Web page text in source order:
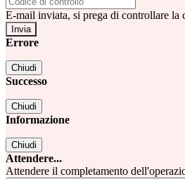
E-mail inviata, si prega di controllare la
Errore
Chiudi
Successo
Chiudi
Informazione
Chiudi
Attendere...
Attendere il completamento